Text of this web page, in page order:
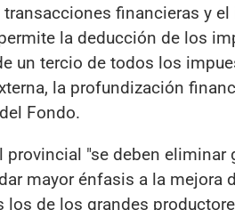
financieras y
la deducción de los
un tercio de todos los
la profundización
Fondo.
provincial "se deben
mayor énfasis a la mejora
de los grandes